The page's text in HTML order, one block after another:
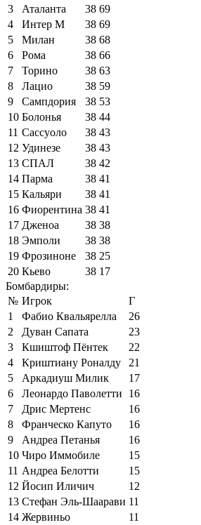
3
Аталанта 38 69
4
Интер М 38 69
5
Милан 38 68
6
Рома 38 66
7
Торино 38 63
8
Лацио 38 59
9
Сампдория 38 53
10 Болонья 38 44
11 Сассуоло 38 43
12 Удинезе 38 43
13 СПАЛ 38 42
14 Парма 38 41
15 Кальяри 38 41
16 Фиорентина 38 41
17 Дженоа 38 38
18 Эмполи 38 38
19 Фрозиноне 38 25
20 Кьево 38 17
Бомбардиры:
№ Игрок
Г
1
Фабио Квальярелла
26
2
Дуван Сапата
23
3
Кшиштоф Пёнтек
22
4
Криштиану Роналду
21
5
Аркадиуш Милик
17
6
Леонардо Паволетти
16
7
Дрис Мертенс
16
8
Франческо Капуто
16
9
Андреа Петанья
16
10 Чиро Иммобиле
15
11 Андреа Белотти
15
12 Йосип Иличич
12
13 Стефан Эль-Шаарави 11
14 Жервиньо
11